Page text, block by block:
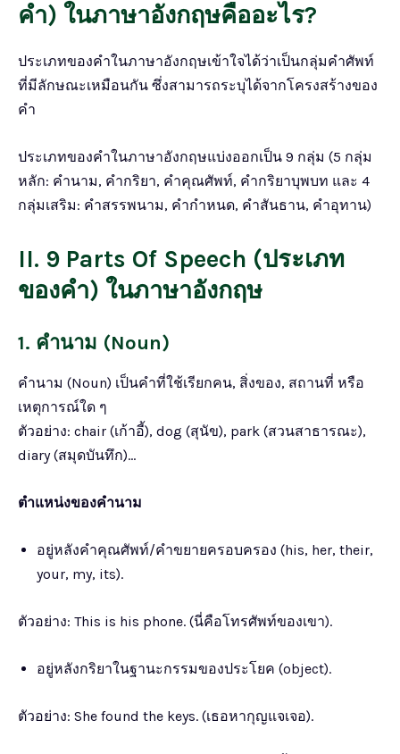
คำ) ในภาษาอังกฤษคืออะไร?
ประเภทของคำในภาษาอังกฤษเข้าใจได้ว่าเป็นกลุ่มคำศัพท์
ที่มีลักษณะเหมือนกัน ซึ่งสามารถระบุได้จากโครงสร้างของ
คำ
ประเภทของคำในภาษาอังกฤษแบ่งออกเป็น 9 กลุ่ม (5 กลุ่ม
หลัก: คำนาม, คำกริยา, คำคุณศัพท์, คำกริยาบุพบท และ 4
กลุ่มเสริม: คำสรรพนาม, คำกำหนด, คำสันธาน, คำอุทาน)
II. 9 Parts Of Speech (ประเภท
ของคำ) ในภาษาอังกฤษ
1. คำนาม (Noun)
คำนาม (Noun) เป็นคำที่ใช้เรียกคน, สิ่งของ, สถานที่ หรือ
เหตุการณ์ใด ๆ
ตัวอย่าง: chair (เก้าอี้), dog (สุนัข), park (สวนสาธารณะ),
diary (สมุดบันทึก)…
ตำแหน่งของคำนาม
อยู่หลังคำคุณศัพท์/คำขยายครอบครอง (his, her, their,
your, my, its).
ตัวอย่าง: This is his phone. (นี่คือโทรศัพท์ของเขา).
อยู่หลังกริยาในฐานะกรรมของประโยค (object).
ตัวอย่าง: She found the keys. (เธอหากุญแจเจอ).